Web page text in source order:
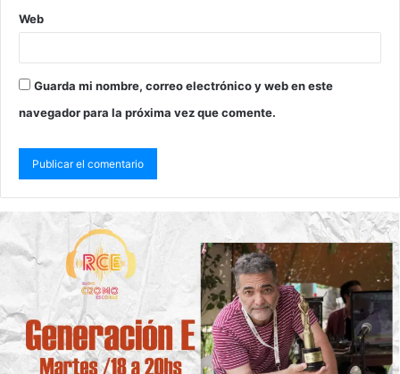
Web
Guarda mi nombre, correo electrónico y web en este
navegador para la próxima vez que comente.